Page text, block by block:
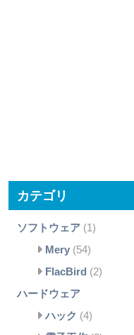
カテゴリ
ソフトウェア(1)
Mery(54)
FlacBird (2)
ハードウェア
ハック (4)